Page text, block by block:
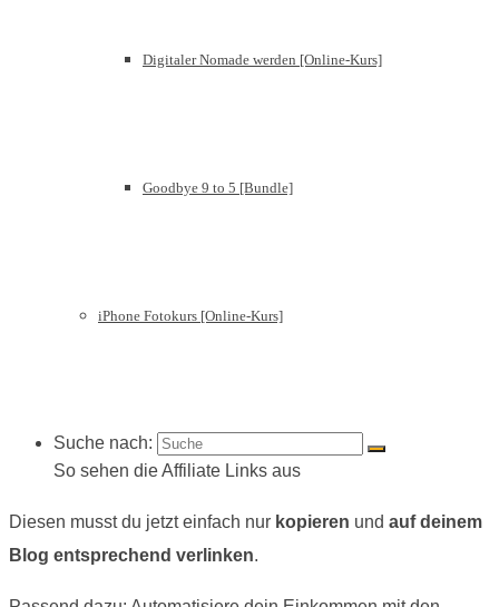
Digitaler Nomade werden [Online-Kurs]
Goodbye 9 to 5 [Bundle]
iPhone Fotokurs [Online-Kurs]
Suche nach:
So sehen die Affiliate Links aus
Diesen musst du jetzt einfach nur kopieren und auf deinem
Blog entsprechend verlinken.